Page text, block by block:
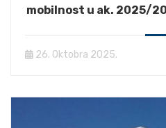
mobilnost u ak. 2025/
26. Oktobra 2025.